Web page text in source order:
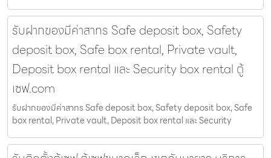
รับฝากของมีค่าสาทร Safe deposit box, Safety
deposit box, Safe box rental, Private vault,
Deposit box rental และ Security box rental ตู้
เซฟ.com
รับฝากของมีค่าสาทร Safe deposit box, Safety deposit box, Safe
box rental, Private vault, Deposit box rental และ Security